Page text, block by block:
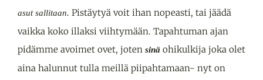
asut sallitaan. Pistäytyä voit ihan nopeasti, tai jäädä
vaikka koko illaksi viihtymään. Tapahtuman ajan
pidämme avoimet ovet, joten sinä ohikulkija joka olet
aina halunnut tulla meillä piipahtamaan- nyt on